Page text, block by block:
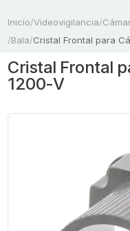
Inicio/Videovigilancia/
/Bala/Cristal Frontal para
Cristal Frontal
1200-V